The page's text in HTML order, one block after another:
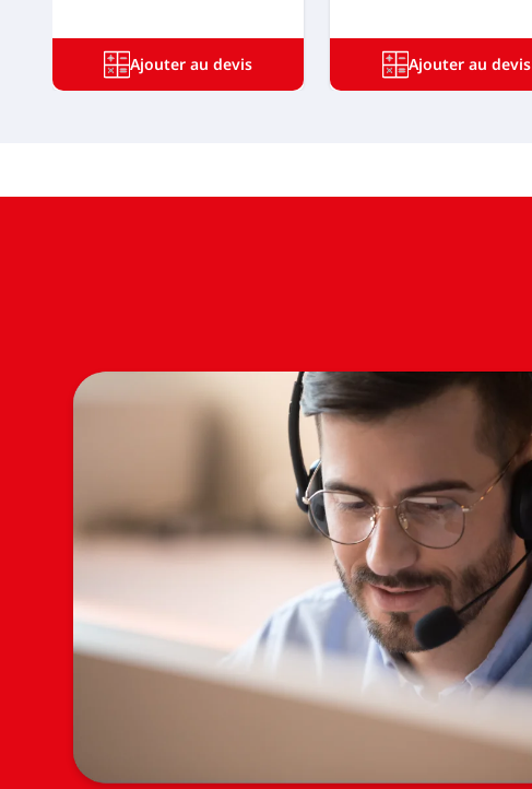
Ajouter au devis Ajouter au devis